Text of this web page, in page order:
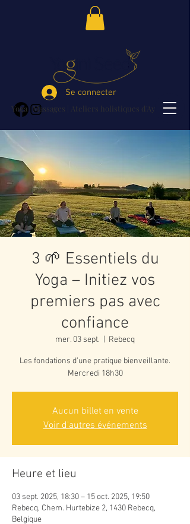
Yoga | Massages | Ateliers holistiques d'Ayurvéda
Se connecter
3 🌱 Essentiels du
Yoga – Initiez vos
premiers pas avec
confiance
mer. 03 sept. Rebecq
Les fondations d’une pratique bienveillante.
Mercredi 18h30
Aucun billet en vente
Voir d'autres événements
Heure et lieu
03 sept. 2025, 18:30 – 15 oct. 2025, 19:50
Rebecq, Chem. Hurtebize 2, 1430 Rebecq,
Belgique